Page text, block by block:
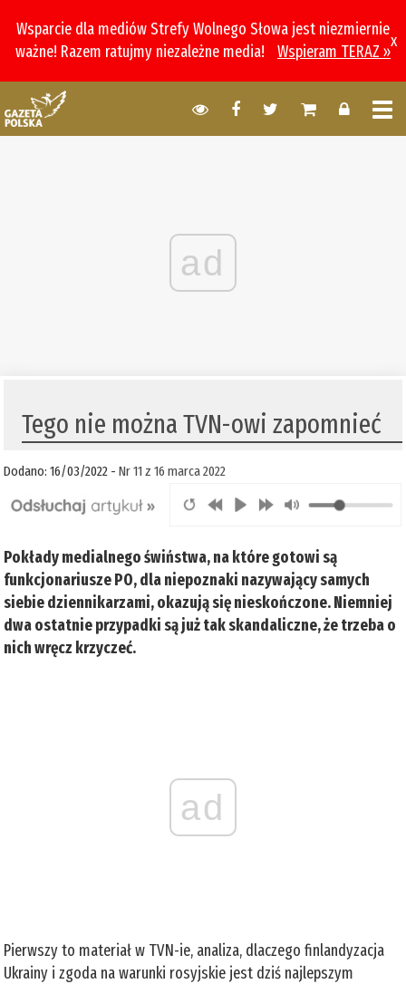
Wsparcie dla mediów Strefy Wolnego Słowa jest niezmiernie
ważne! Razem ratujmy niezależne media!
Wspieram TERAZ »
x
ad
Tego nie można TVN-owi zapomnieć
Dodano: 16/03/2022 -Nr 11 z 16 marca 2022
Pokłady medialnego świństwa, na które gotowi są
funkcjonariusze PO, dla niepoznaki nazywający samych
siebie dziennikarzami, okazują się nieskończone. Niemniej
dwa ostatnie przypadki są już tak skandaliczne, że trzeba o
nich wręcz krzyczeć.
ad
Pierwszy to materiał w TVN-ie, analiza, dlaczego finlandyzacja
Ukrainy i zgoda na warunki rosyjskie jest dziś najlepszym